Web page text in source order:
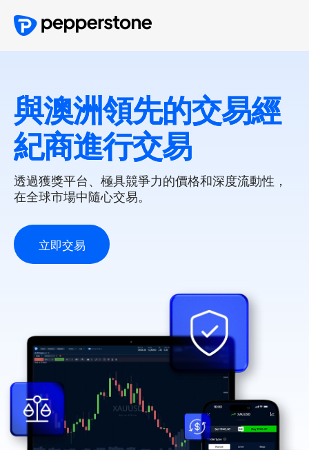
與澳洲領先的交易經
紀商進行交易
透過獲獎平台、極具競爭力的價格和深度流動性，
在全球市場中隨心交易。
立即交易